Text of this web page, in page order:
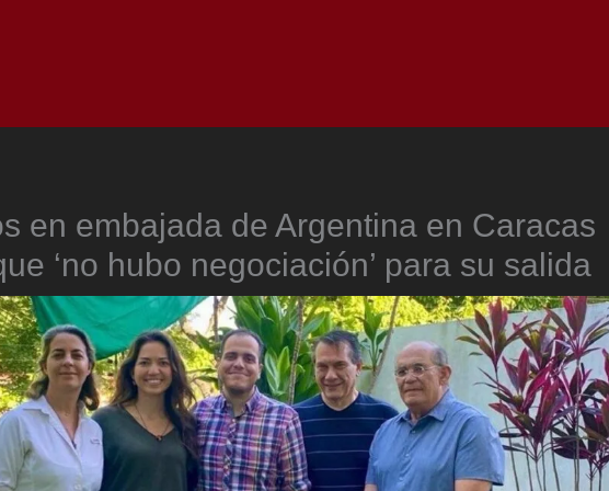
en embajada de Argentina en Caracas
‘no hubo negociación’ para su salida